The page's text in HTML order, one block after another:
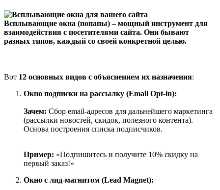
Всплывающие окна (попапы) – мощный инструмент для
взаимодействия с посетителями сайта. Они бывают
разных типов, каждый со своей конкретной целью.
Вот 12 основных видов с объяснением их назначения:
Окно подписки на рассылку (Email Opt-in):
Зачем: Сбор email-адресов для дальнейшего маркетинга
(рассылки новостей, скидок, полезного контента).
Основа построения списка подписчиков.
Пример: «Подпишитесь и получите 10% скидку на
первый заказ!»
Окно с лид-магнитом (Lead Magnet):